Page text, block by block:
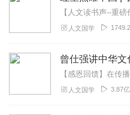
人文国学
人文国学 3.87亿